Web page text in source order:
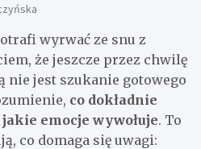
wyrwać ze snu z
że jeszcze przez chwilę
nie jest szukanie gotowego
co dokładnie
emocje wywołuje. To
co domaga się uwagi: